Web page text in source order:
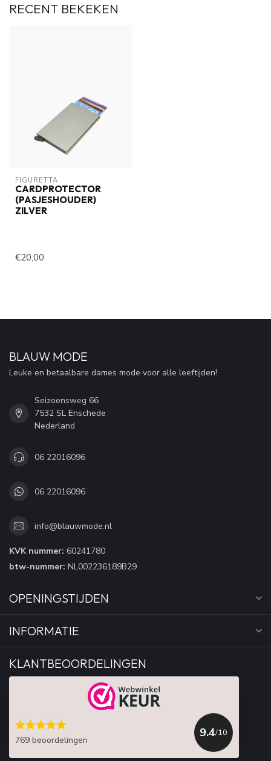
RECENT BEKEKEN
FIGURETTA
CARDPROTECTOR
(PASJESHOUDER)
ZILVER
€20,00
BLAUW MODE
Leuke en betaalbare dames mode voor alle leeftijden!
Seizoensweg 66
7532 SL Enschede
Nederland
06 22016096
06 22016096
info@blauwmode.nl
KVK nummer: 60241780
btw-nummer: NL002236189B29
OPENINGSTIJDEN
INFORMATIE
KLANTBEOORDELINGEN
769 beoordelingen
9.4/10